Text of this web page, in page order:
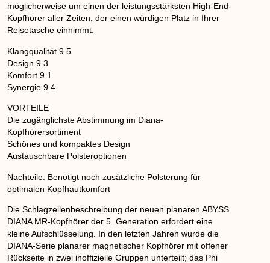
möglicherweise um einen der leistungsstärksten High-End-
Kopfhörer aller Zeiten, der einen würdigen Platz in Ihrer
Reisetasche einnimmt.
Klangqualität 9.5
Design 9.3
Komfort 9.1
Synergie 9.4
VORTEILE
Die zugänglichste Abstimmung im Diana-
Kopfhörersortiment
Schönes und kompaktes Design
Austauschbare Polsteroptionen
Nachteile: Benötigt noch zusätzliche Polsterung für
optimalen Kopfhautkomfort
Die Schlagzeilenbeschreibung der neuen planaren ABYSS
DIANA MR-Kopfhörer der 5. Generation erfordert eine
kleine Aufschlüsselung. In den letzten Jahren wurde die
DIANA-Serie planarer magnetischer Kopfhörer mit offener
Rückseite in zwei inoffizielle Gruppen unterteilt; das Phi